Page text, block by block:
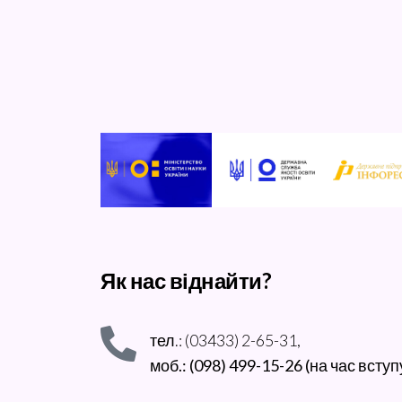
Як нас віднайти?
тел.: (03433) 2-65-31,
моб.: (098) 499-15-26 (на час